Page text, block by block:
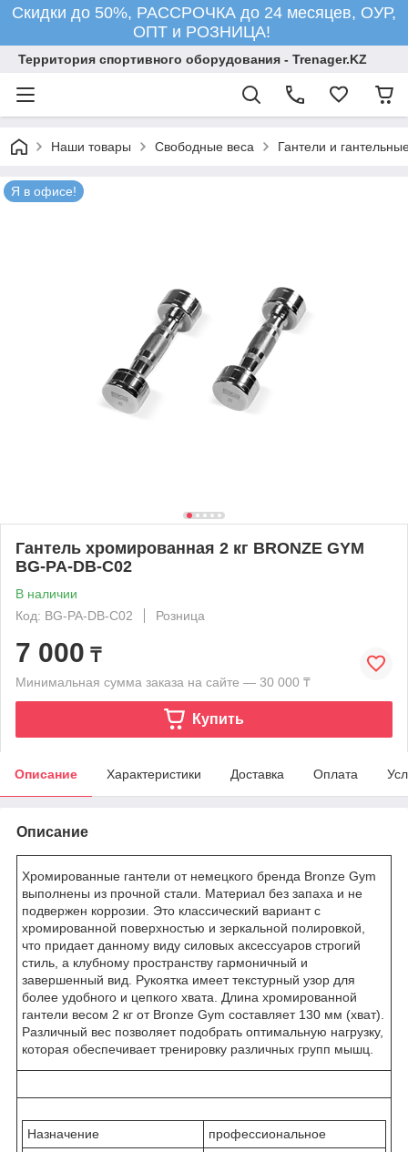
Скидки до 50%, РАССРОЧКА до 24 месяцев, ОУР,
ОПТ и РОЗНИЦА!
Территория спортивного оборудования - Trenager.KZ
Наши товары Свободные веса Гантели и
Я в офисе!
Гантель хромированная 2 кг BRONZE GYM
BG-PA-DB-C02
В наличии
Код: BG-PA-DB-C02
Розница
7 000 ₸
Минимальная сумма заказа на сайте — 30 000 ₸
Купить
Описание Характеристики Доставка Оплата
Описание
Хромированные гантели от немецкого бренда Bronze Gym
выполнены из прочной стали. Материал без запаха и не
подвержен коррозии. Это классический вариант с
хромированной поверхностью и зеркальной полировкой,
что придает данному виду силовых аксессуаров строгий
стиль, а клубному пространству гармоничный и
завершенный вид. Рукоятка имеет текстурный узор для
более удобного и цепкого хвата. Длина хромированной
гантели весом 2 кг от Bronze Gym составляет 130 мм (хват).
Различный вес позволяет подобрать оптимальную нагрузку,
которая обеспечивает тренировку различных групп мышц.
Назначение
профессиональное